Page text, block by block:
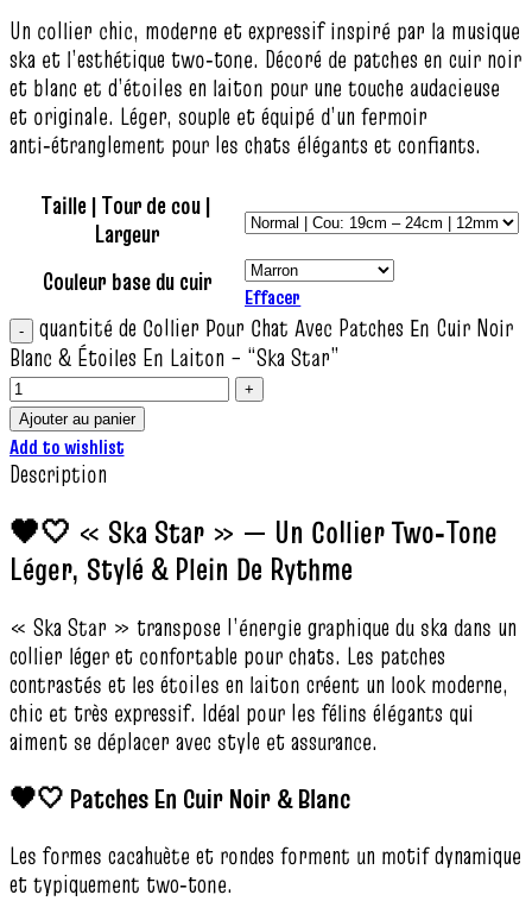
Un collier chic, moderne et expressif inspiré par la musique
ska et l’esthétique two‑tone. Décoré de patches en cuir noir
et blanc et d’étoiles en laiton pour une touche audacieuse
et originale. Léger, souple et équipé d’un fermoir
anti‑étranglement pour les chats élégants et confiants.
Taille | Tour de cou |
Largeur
Couleur base du cuir
Effacer
quantité de Collier Pour Chat Avec Patches En Cuir Noir
Blanc & Étoiles En Laiton – “Ska Star”
Ajouter au panier
Add to wishlist
Description
🖤🤍 « Ska Star » — Un Collier Two‑Tone
Léger, Stylé & Plein De Rythme
« Ska Star » transpose l’énergie graphique du ska dans un
collier léger et confortable pour chats. Les patches
contrastés et les étoiles en laiton créent un look moderne,
chic et très expressif. Idéal pour les félins élégants qui
aiment se déplacer avec style et assurance.
🖤🤍 Patches En Cuir Noir & Blanc
Les formes cacahuète et rondes forment un motif dynamique
et typiquement two‑tone.